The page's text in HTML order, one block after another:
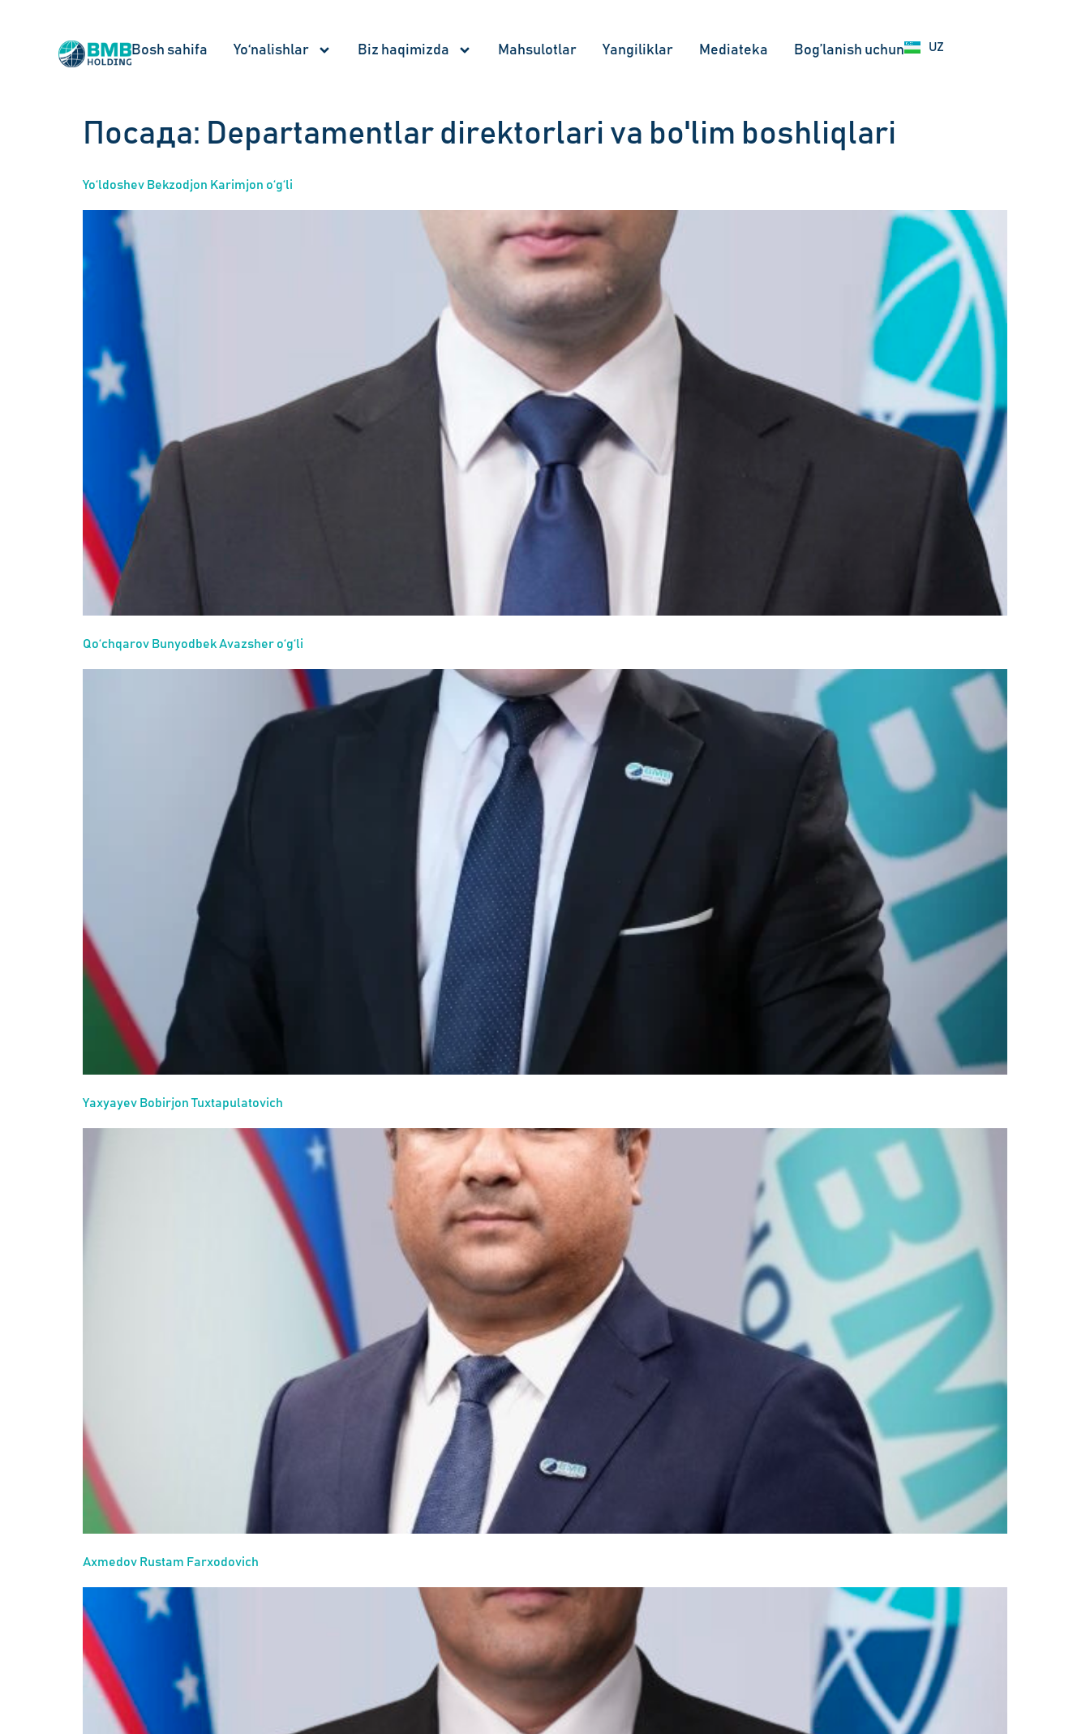
Bosh sahifa Yo‘nalishlar Biz haqimizda Mahsulotlar Yangiliklar Mediateka Bog’lanish uchun UZ
RU
Посада: Departamentlar direktorlari va bo'lim boshliqlari
Yo‘ldoshev Bekzodjon Karimjon o‘g‘li
Qo‘chqarov Bunyodbek Avazsher o‘g‘li
Yaxyayev Bobirjon Tuxtapulatovich
Axmedov Rustam Farxodovich